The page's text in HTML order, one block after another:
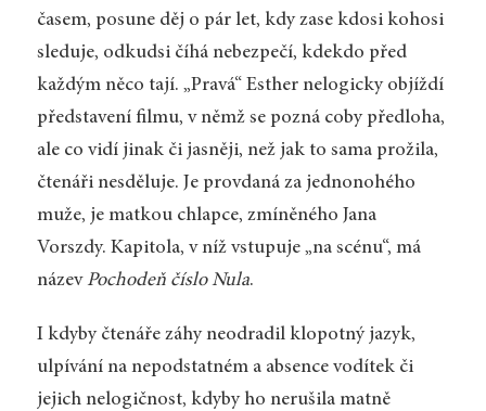
časem, posune děj o pár let, kdy zase kdosi kohosi
sleduje, odkudsi číhá nebezpečí, kdekdo před
každým něco tají. „Pravá“ Esther nelogicky objíždí
představení filmu, v němž se pozná coby předloha,
ale co vidí jinak či jasněji, než jak to sama prožila,
čtenáři nesděluje. Je provdaná za jednonohého
muže, je matkou chlapce, zmíněného Jana
Vorszdy. Kapitola, v níž vstupuje „na scénu“, má
název Pochodeň číslo Nula.
I kdyby čtenáře záhy neodradil klopotný jazyk,
ulpívání na nepodstatném a absence vodítek či
jejich nelogičnost, kdyby ho nerušila matně